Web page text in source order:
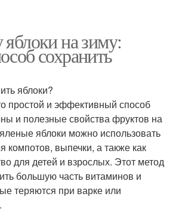
на зиму:
сохранить
яблоки?
простой и эффективный способ
и полезные свойства фруктов на
яблоки можно использовать
компотов, выпечки, а также как
для детей и взрослых. Этот метод
большую часть витаминов и
теряются при варке или